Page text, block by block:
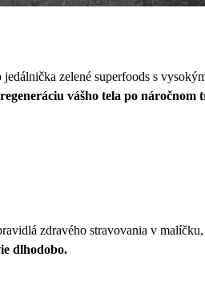
zelené superfoods s
vášho tela po
zdravého stravovania v
dlhodobo.